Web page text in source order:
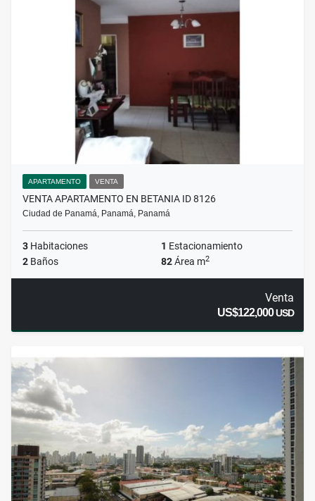
APARTAMENTO VENTA
VENTA APARTAMENTO EN BETANIA ID 8126
Ciudad de Panamá, Panamá, Panamá
3 Habitaciones 1 Estacionamiento
2 Baños 82Área m2
Venta
US$122,000USD